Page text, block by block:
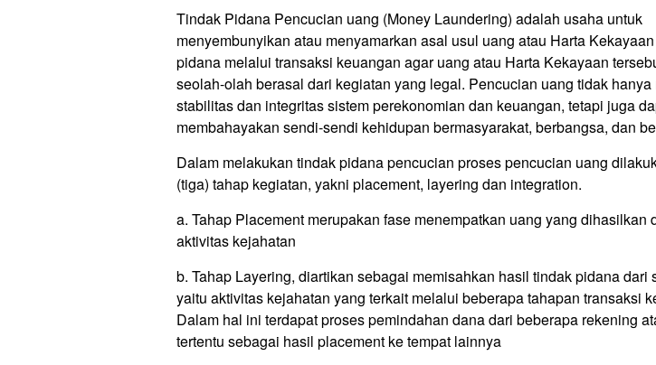
Tindak Pidana Pencucian uang (Money Laundering) adalah usaha untuk
menyembunyikan atau menyamarkan asal usul uang atau Harta
pidana melalui transaksi keuangan agar uang atau Harta Kekayaan
seolah-olah berasal dari kegiatan yang legal. Pencucian uang tidak
stabilitas dan integritas sistem perekonomian dan keuangan, tetapi juga
membahayakan sendi-sendi kehidupan bermasyarakat, berbangsa, dan
Dalam melakukan tindak pidana pencucian proses pencucian uang
(tiga) tahap kegiatan, yakni placement, layering dan integration.
a. Tahap Placement merupakan fase menempatkan uang yang dihasilkan
aktivitas kejahatan
b. Tahap Layering, diartikan sebagai memisahkan hasil tindak pidana dari
yaitu aktivitas kejahatan yang terkait melalui beberapa tahapan transaksi
Dalam hal ini terdapat proses pemindahan dana dari beberapa rekening
tertentu sebagai hasil placement ke tempat lainnya